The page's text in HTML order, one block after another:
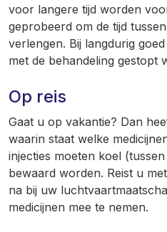
voor langere tijd worden
geprobeerd om de tijd
verlengen. Bij langdurig
met de behandeling gestopt
Op reis
Gaat u op vakantie? Dan
waarin staat welke
injecties moeten koel
bewaard worden. Reist u
na bij uw
medicijnen mee te nemen.